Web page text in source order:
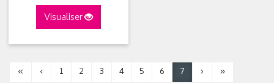
Visualiser
« ‹ 1 2 3 4 5 6 7 › »